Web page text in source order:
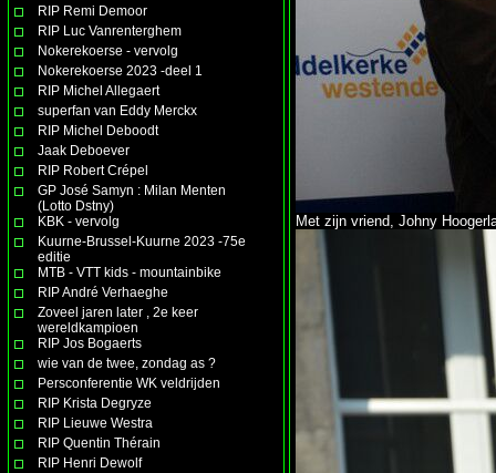
RIP Remi Demoor
RIP Luc Vanrenterghem
Nokerekoerse - vervolg
Nokerekoerse 2023 -deel 1
RIP Michel Allegaert
superfan van Eddy Merckx
RIP Michel Deboodt
Jaak Deboever
RIP Robert Crépel
GP José Samyn : Milan Menten
(Lotto Dstny)
KBK - vervolg
Kuurne-Brussel-Kuurne 2023 -75e
editie
MTB - VTT kids - mountainbike
RIP André Verhaeghe
Zoveel jaren later , 2e keer
wereldkampioen
RIP Jos Bogaerts
wie van de twee, zondag as ?
Persconferentie WK veldrijden
RIP Krista Degryze
RIP Lieuwe Westra
RIP Quentin Thérain
RIP Henri Dewolf
Met zijn vriend, Johny